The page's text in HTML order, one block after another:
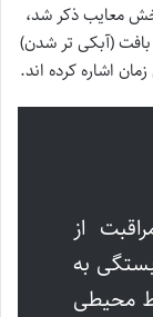
معایب ذکر شد،
بافت (آبکی تر شدن)
اشاره کرده اند.
از
به
محیطی